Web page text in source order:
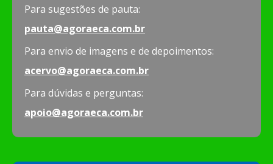
Para sugestões de pauta:
pauta@agoraeca.com.br
Para envio de imagens e de depoimentos:
acervo@agoraeca.com.br
Para dúvidas e perguntas:
apoio@agoraeca.com.br